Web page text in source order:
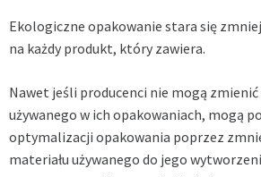
Ekologiczne opakowanie stara się
na każdy produkt, który zawiera.
Nawet jeśli producenci nie mogą
używanego w ich opakowaniach, mogą
optymalizacji opakowania poprzez
materiału używanego do jego